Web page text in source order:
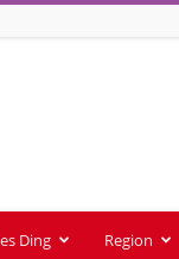
Ding Region